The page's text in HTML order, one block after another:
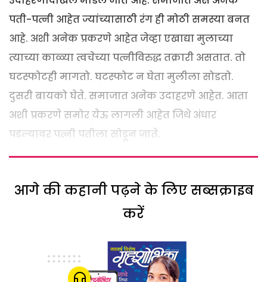
पती-पत्नी आहेत ज्यांच्यासाठी रंग ही मोठी समस्या बनत
आहे. अशी अनेक प्रकरणे आहेत जेव्हा एखाद्या मुलाच्या
त्याच्या काळ्या त्वचेच्या पत्नीविरुद्ध तक्रारी असतात. तो
घटस्फोटही मागतो. घटस्फोट न घेता मुलीला सोडतो.
दुसरी बायको घेते. समाजात अनेक उदाहरणे आहेत. आता
अशी प्रकरणे समोर येऊ लागली आहेत जिथे अंधार
पडल्यावर पत्नी पतीला सोडून जाते.
आगे की कहानी पढ़ने के लिए सब्सक्राइब
करें